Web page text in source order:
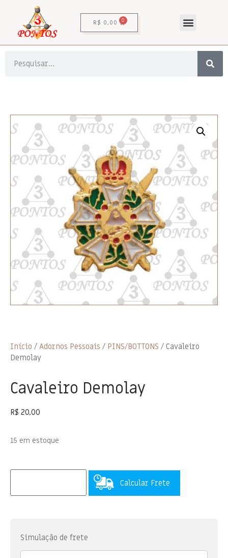
R$ 0,00 0
Início / Adornos Pessoais / PINS/BOTTONS / Cavaleiro
Demolay
Cavaleiro Demolay
R$ 20,00
15 em estoque
Calcular Frete
Simulação de frete